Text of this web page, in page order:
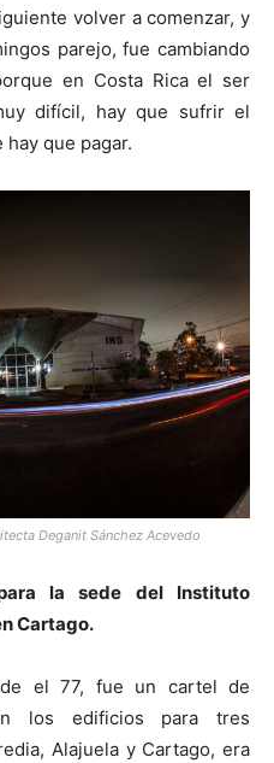
volver a comenzar, y
parejo, fue cambiando
en Costa Rica el ser
difícil, hay que sufrir el
que pagar.
Deganit Sánchez Acevedo
la sede del Instituto
Cartago.
el 77, fue un cartel de
los edificios para tres
Alajuela y Cartago, era